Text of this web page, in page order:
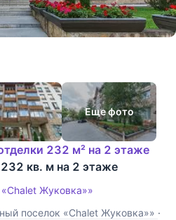
Еще фото
232 м² на 2 этаже
кв. м на 2 этаже
Жуковка»»
поселок «Chalet Жуковка»» ·